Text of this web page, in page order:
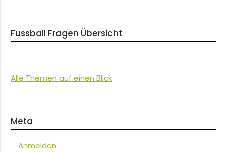
Fussball Fragen Übersicht
Alle Themen auf einen Blick
Meta
Anmelden